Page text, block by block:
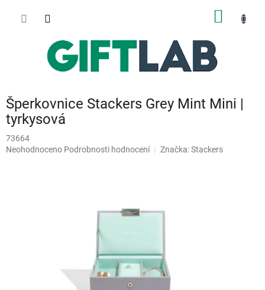
Šperkovnice Stackers Grey Mint Mini |
tyrkysová
73664
Průměrné
Neohodnoceno Podrobnosti hodnocení Značka:Stackers